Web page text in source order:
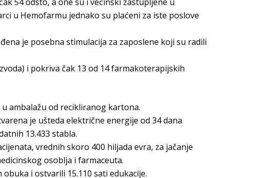
u Hemofarmu jednako su plaćeni za iste poslove
je posebna stimulacija za zaposlene koji su radili
i pokriva čak 13 od 14 farmakoterapijskih
ambalažu od recikliranog kartona.
je ušteda električne energije od 34 dana
13.433 stabla.
vrednih skoro 400 hiljada evra, za jačanje
osoblja i farmaceuta.
i ostvarili 15.110 sati edukacije.